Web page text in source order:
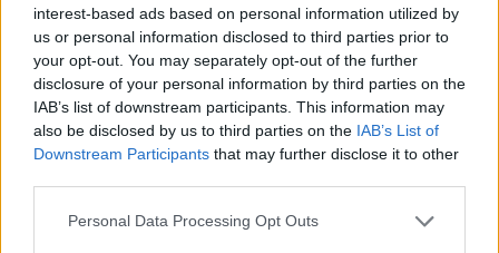
interest-based ads based on personal information utilized by
us or personal information disclosed to third parties prior to
your opt-out. You may separately opt-out of the further
disclosure of your personal information by third parties on the
IAB’s list of downstream participants. This information may
also be disclosed by us to third parties on the IAB’s List of
Downstream Participants that may further disclose it to other
Personal Data Processing Opt Outs
A szurkolók végig kitartottak a csapat mellett
Fotó: Borbély Fanni